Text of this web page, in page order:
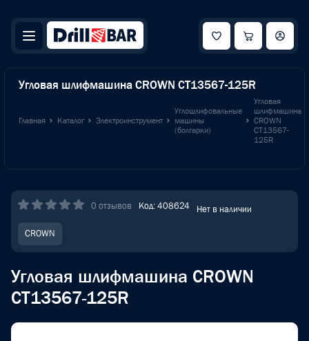
Угловая шлифмашина CROWN CT13567-125R
Главная Каталог Электроинструмент
Углошлифовальные
машины
(болгарки)
Угловая
шлифмашина
CROWN
CT13567-
125R
0 отзывов Код: 408624 Нет в наличии
CROWN
Угловая шлифмашина CROWN
CT13567-125R